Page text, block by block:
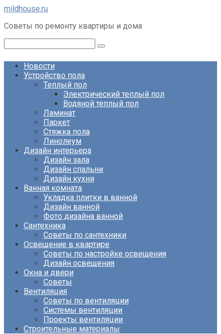
Перейти
контенту
mildhouse.ru
Советы по ремонту квартиры и дома
Новости
Устройство пола
Теплый пол
Электрический теплый пол
Водяной теплый пол
Ламинат
Паркет
Стяжка пола
Линолеум
Дизайн интерьера
Дизайн зала
Дизайн спальни
Дизайн кухни
Ванная комната
Укладка плитки в ванной
Дизайн ванной
Фото дизайна ванной
Сантехника
Советы по сантехники
Освещение в квартире
Советы по настройке освещения
Дизайн освещения
Окна и двери
Советы
Вентиляция
Советы по вентиляции
Системы вентиляции
Проекты вентиляции
Строительные материалы